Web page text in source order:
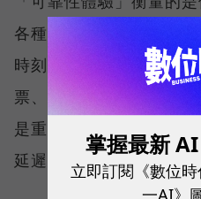
各種數位應用，因此，
時刻不中斷的能力。例如
票、秒殺限量商品、超
是重要的線上會議，都
延遲且持續運作。
掌握最新 AI
立即訂閱《數位
一AI》